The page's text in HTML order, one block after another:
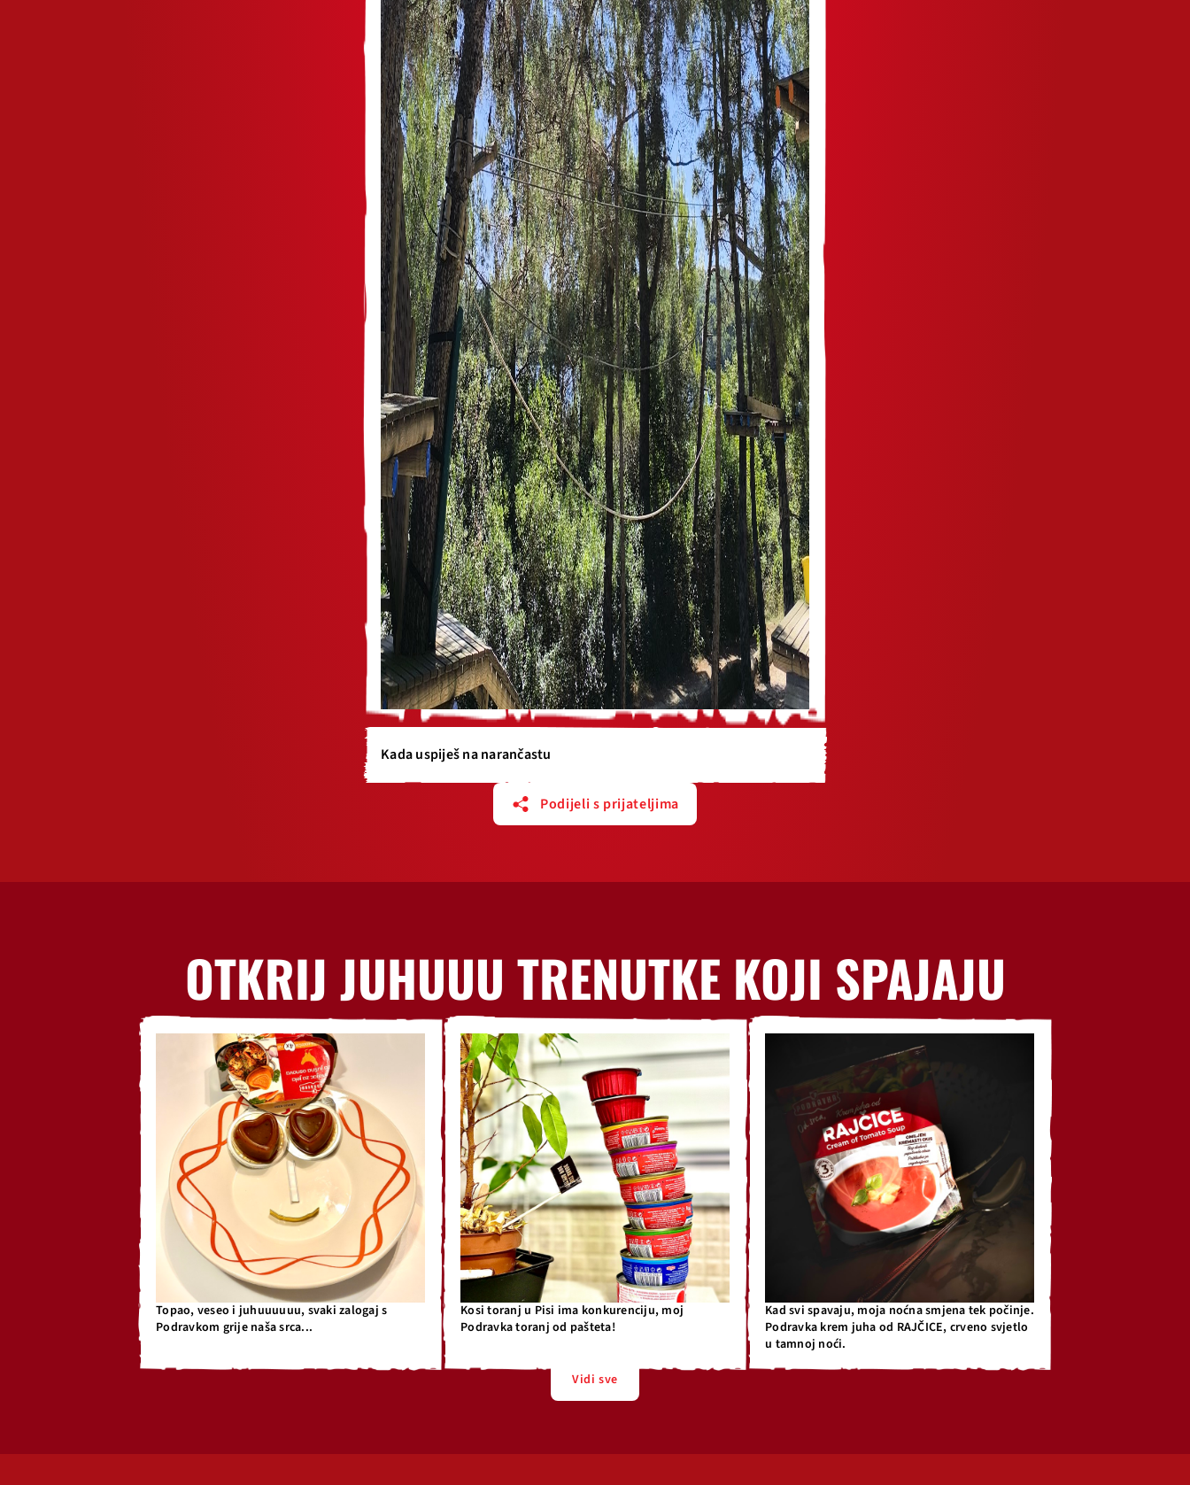
Kada uspiješ na narančastu
Podijeli s prijateljima
OTKRIJ JUHUUU TRENUTKE KOJI SPAJAJU
Topao, veseo i juhuuuuuu, svaki zalogaj s
Podravkom grije naša srca...
Kosi toranj u Pisi ima konkurenciju, moj
Podravka toranj od pašteta!
Kad svi spavaju, moja noćna smjena tek počinje.
Podravka krem juha od RAJČICE, crveno svjetlo
u tamnoj noći.
Vidi sve